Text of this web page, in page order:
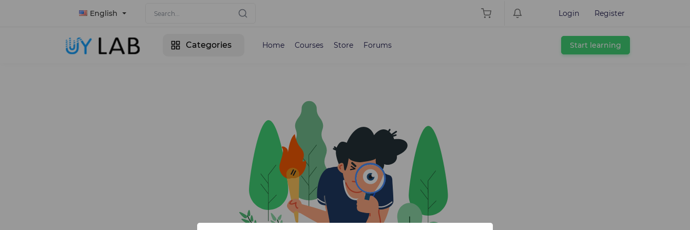
English Login Register
Categories Home Courses Store Forums Start learning